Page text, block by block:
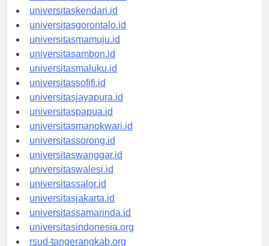
universitasmakassar.id
universitaskendari.id
universitasgorontalo.id
universitasmamuju.id
universitasambon.id
universitasmaluku.id
universitassofifi.id
universitasjayapura.id
universitaspapua.id
universitasmanokwari.id
universitassorong.id
universitaswanggar.id
universitaswalesi.id
universitassalor.id
universitasjakarta.id
universitassamarinda.id
universitasindonesia.org